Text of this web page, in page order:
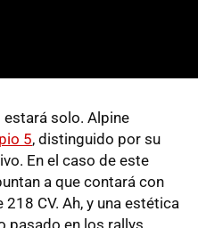
estará solo. Alpine
5, distinguido por su
En el caso de este
a que contará con
CV. Ah, y una estética
pasado en los rallys.